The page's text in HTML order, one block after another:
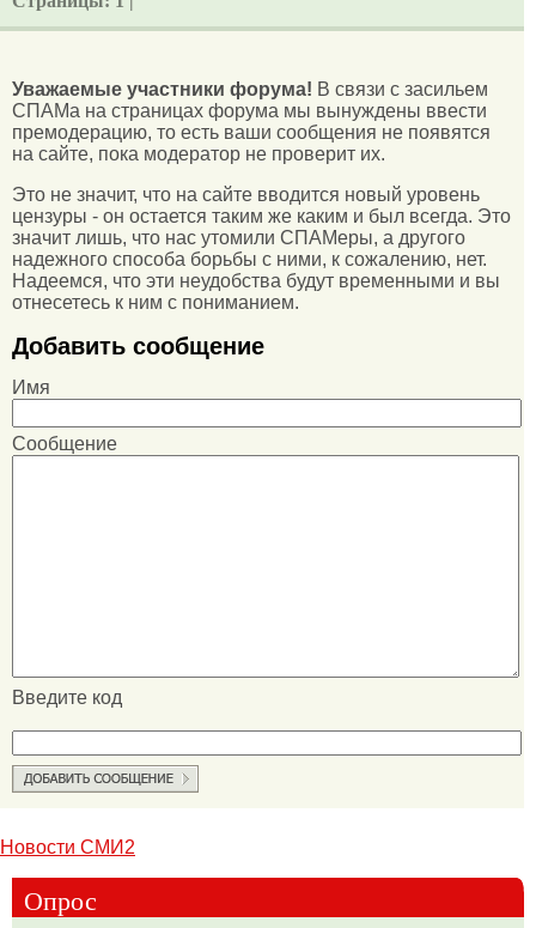
Уважаемые участники форума! В связи с засильем
СПАМа на страницах форума мы вынуждены ввести
премодерацию, то есть ваши сообщения не появятся
на сайте, пока модератор не проверит их.
Это не значит, что на сайте вводится новый уровень
цензуры - он остается таким же каким и был всегда. Это
значит лишь, что нас утомили СПАМеры, а другого
надежного способа борьбы с ними, к сожалению, нет.
Надеемся, что эти неудобства будут временными и вы
отнесетесь к ним с пониманием.
Добавить сообщение
Имя
Сообщение
Введите код
Новости СМИ2
Опрос